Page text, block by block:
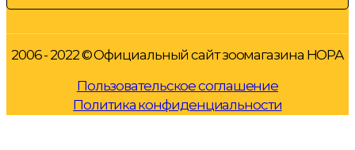
2006 - 2022 © Официальный сайт зоомагазина НОРА
Пользовательское соглашение
Политика конфиденциальности